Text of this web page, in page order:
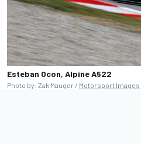
Esteban Ocon, Alpine A522
Photo by: Zak Mauger / Motorsport Images